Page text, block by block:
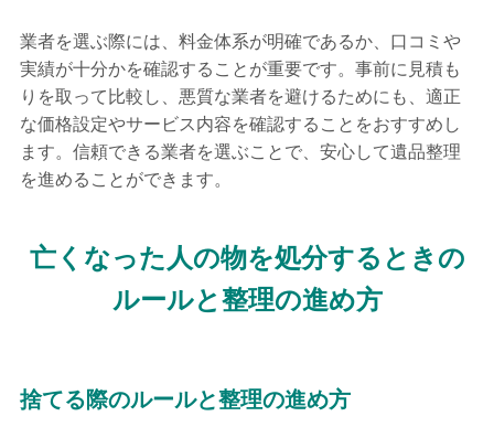
業者を選ぶ際には、料金体系が明確であるか、口コミや
実績が十分かを確認することが重要です。事前に見積も
りを取って比較し、悪質な業者を避けるためにも、適正
な価格設定やサービス内容を確認することをおすすめし
ます。信頼できる業者を選ぶことで、安心して遺品整理
を進めることができます。
亡くなった人の物を処分するときの
ルールと整理の進め方
捨てる際のルールと整理の進め方